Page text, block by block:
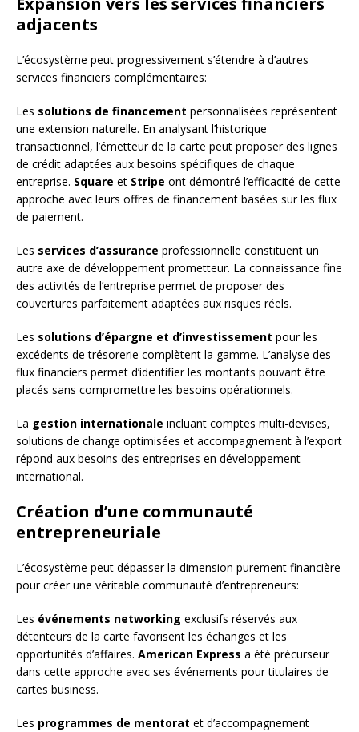
adjacents
L’écosystème peut progressivement s’étendre à d’autres
services financiers complémentaires:
Les solutions de financement personnalisées représentent
une extension naturelle. En analysant l’historique
transactionnel, l’émetteur de la carte peut proposer des lignes
de crédit adaptées aux besoins spécifiques de chaque
entreprise. Square et Stripe ont démontré l’efficacité de cette
approche avec leurs offres de financement basées sur les flux
de paiement.
Les services d’assurance professionnelle constituent un
autre axe de développement prometteur. La connaissance fine
des activités de l’entreprise permet de proposer des
couvertures parfaitement adaptées aux risques réels.
Les solutions d’épargne et d’investissement pour les
excédents de trésorerie complètent la gamme. L’analyse des
flux financiers permet d’identifier les montants pouvant être
placés sans compromettre les besoins opérationnels.
La gestion internationale incluant comptes multi-devises,
solutions de change optimisées et accompagnement à l’export
répond aux besoins des entreprises en développement
international.
Création d’une communauté
entrepreneuriale
L’écosystème peut dépasser la dimension purement financière
pour créer une véritable communauté d’entrepreneurs:
Les événements networking exclusifs réservés aux
détenteurs de la carte favorisent les échanges et les
opportunités d’affaires. American Express a été précurseur
dans cette approche avec ses événements pour titulaires de
cartes business.
Les programmes de mentorat et d’accompagnement